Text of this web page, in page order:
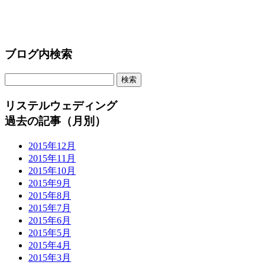
ブログ内検索
リステルウェディング
過去の記事（月別）
2015年12月
2015年11月
2015年10月
2015年9月
2015年8月
2015年7月
2015年6月
2015年5月
2015年4月
2015年3月